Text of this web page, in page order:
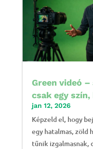
Green videó
csak egy
jan 12, 2026
Képzeld el, hogy
egy hatalmas, zöld
tűnik izgalmasnak,